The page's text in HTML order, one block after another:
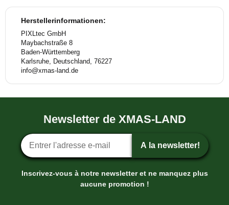
Herstellerinformationen:
PIXLtec GmbH
Maybachstraße 8
Baden-Württemberg
Karlsruhe, Deutschland, 76227
info@xmas-land.de
Newsletter de XMAS-LAND
Inscription ? la newsletter
A la newsletter!
Inscrivez-vous à notre newsletter et ne manquez plus
aucune promotion !